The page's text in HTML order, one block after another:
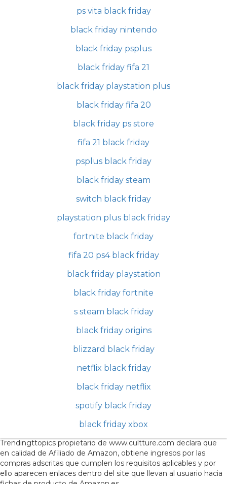
ps vita black friday
black friday nintendo
black friday psplus
black friday fifa 21
black friday playstation plus
black friday fifa 20
black friday ps store
fifa 21 black friday
psplus black friday
black friday steam
switch black friday
playstation plus black friday
fortnite black friday
fifa 20 ps4 black friday
black friday playstation
black friday fortnite
s steam black friday
black friday origins
blizzard black friday
netflix black friday
black friday netflix
spotify black friday
black friday xbox
Trendingttopics propietario de www.cultture.com declara que
en calidad de Afiliado de Amazon, obtiene ingresos por las
compras adscritas que cumplen los requisitos aplicables y por
ello aparecen enlaces dentro del site que llevan al usuario hacia